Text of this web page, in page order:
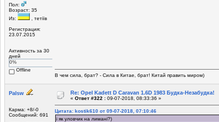
Пол:
Возраст: 35
Из:
, тетіїв
Регистрация:
23.07.2015
Активность за 30
дней
0%
Offline
В чем сила, брат? - Сила в Китае, брат! Китай править миром)
Palsw
Карма: +8/-0
Сообщений: 691
Re: Opel Kadett D Caravan 1.6D 1983 Будка-Незабудка!
« Ответ #322 : 09-07-2018, 08:33:36 »
Цитата: kostik610 от 09-07-2018, 07:10:46
і як уловчик на лимані?)